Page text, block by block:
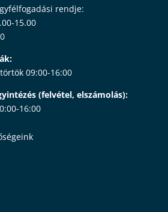
rendje:
15.00
09:00-16:00
(felvétel, elszámolás):
16:00